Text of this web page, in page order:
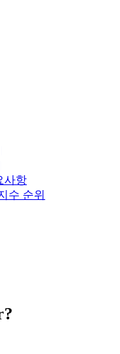
사항
수 순위